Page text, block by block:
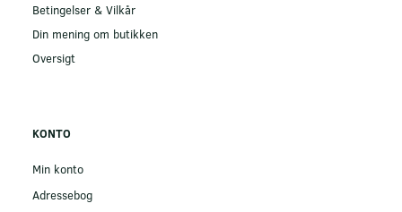
Betingelser & Vilkår
Din mening om butikken
Oversigt
KONTO
Min konto
Adressebog